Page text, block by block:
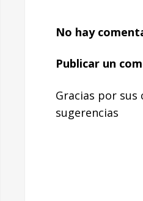
No hay
Publicar un
Gracias por
sugerencias